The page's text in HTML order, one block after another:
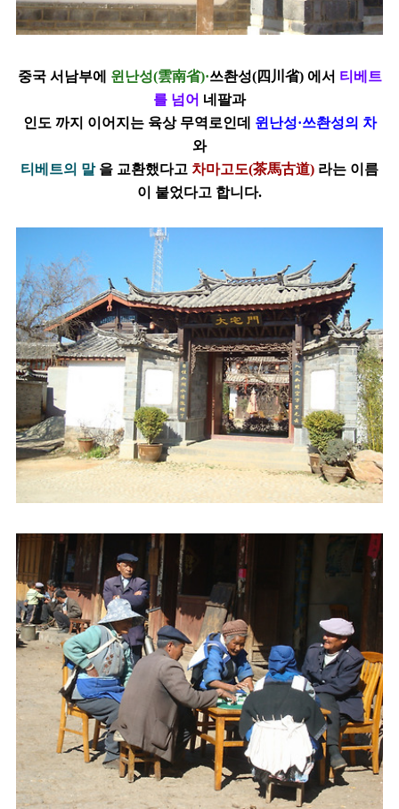
중국 서남부에 윈난성(雲南省)·쓰촨성(四 川 省) 에서 티베트
를 넘어 네팔과
인도 까지 이어지는 육상 무역로인데 윈난성·쓰촨성의 차
와
티베트의 말을 교환했다고 차마고도(茶馬古道) 라는 이름
이 붙었다고 합니다.